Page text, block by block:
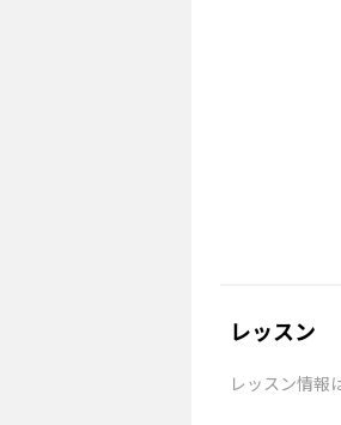
レッスン
レッスン情報